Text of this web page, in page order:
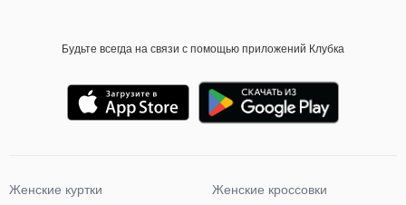
Будьте всегда на связи с помощью приложений Клубка
Женские куртки
Женские кроссовки